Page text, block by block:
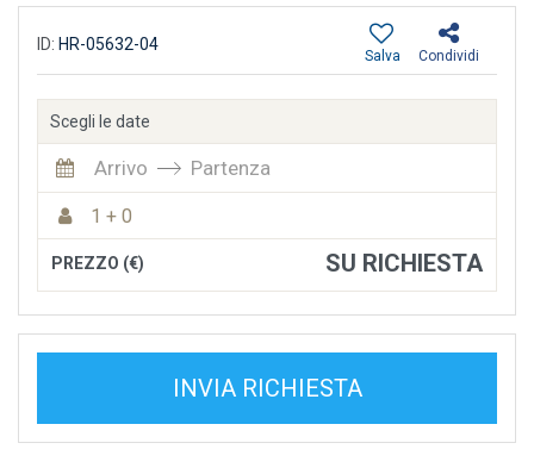
ID: HR-05632-04
Condividi
Salva
Scegli le date
Arrivo Partenza
1 + 0
PREZZO (€) SU RICHIESTA
INVIA RICHIESTA